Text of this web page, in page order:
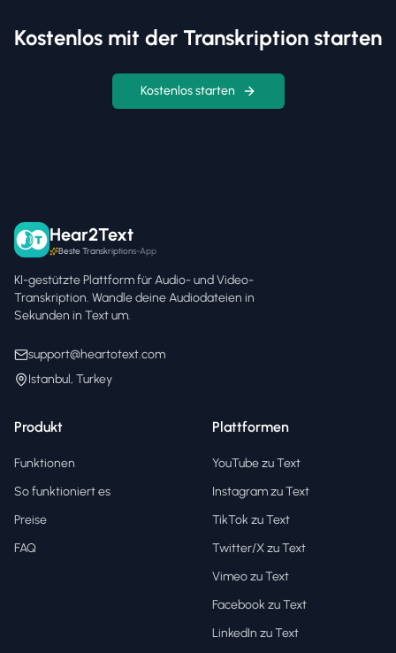
Kostenlos mit der Transkription starten
Kostenlos starten
Hear2Text
Beste Transkriptions-App
KI-gestützte Plattform für Audio- und Video-
Transkription. Wandle deine Audiodateien in
Sekunden in Text um.
support@heartotext.com
Istanbul, Turkey
Produkt
Funktionen
So funktioniert es
Preise
FAQ
Plattformen
YouTube zu Text
Instagram zu Text
TikTok zu Text
Twitter/X zu Text
Vimeo zu Text
Facebook zu Text
LinkedIn zu Text